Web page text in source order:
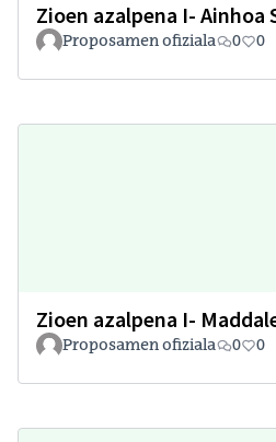
Zioen azalpena I- Ainhoa
Proposamen ofiziala 0 0
Zioen azalpena I-
Proposamen ofiziala 0 0